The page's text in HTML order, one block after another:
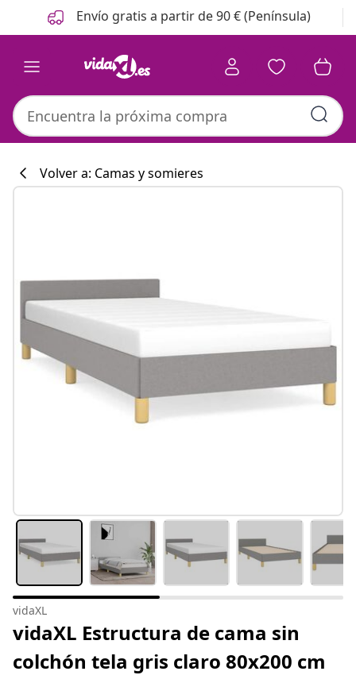
Anterior
Siguiente Envío gratis a partir de 90 € (Península)
#sharemevidaxl
Volver a: Camas y somieres
vidaXL
vidaXL Estructura de cama sin
colchón tela gris claro 80x200 cm